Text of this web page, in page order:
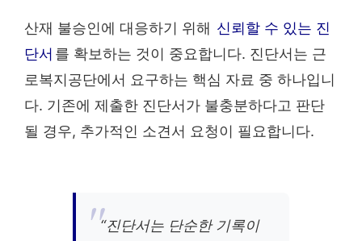
산재 불승인에 대응하기 위해 신뢰할 수 있는 진
단서 를 확보하는 것이 중요합니다. 진단서는 근
로복지공단에서 요구하는 핵심 자료 중 하나입니
다. 기존에 제출한 진단서가 불충분하다고 판단
될 경우, 추가적인 소견서 요청이 필요합니다.
“진단서는 단순한 기록이